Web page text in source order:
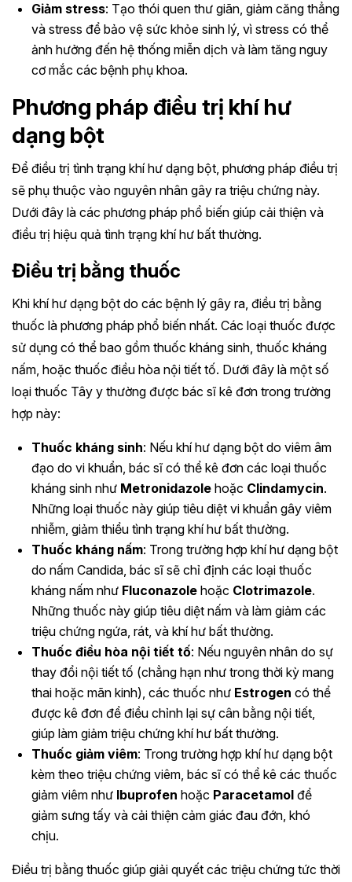
Giảm stress: Tạo thói quen thư giãn, giảm căng thẳng
và stress để bảo vệ sức khỏe sinh lý, vì stress có thể
ảnh hưởng đến hệ thống miễn dịch và làm tăng nguy
cơ mắc các bệnh phụ khoa.
Phương pháp điều trị khí hư
dạng bột
Để điều trị tình trạng khí hư dạng bột, phương pháp điều trị
sẽ phụ thuộc vào nguyên nhân gây ra triệu chứng này.
Dưới đây là các phương pháp phổ biến giúp cải thiện và
điều trị hiệu quả tình trạng khí hư bất thường.
Điều trị bằng thuốc
Khi khí hư dạng bột do các bệnh lý gây ra, điều trị bằng
thuốc là phương pháp phổ biến nhất. Các loại thuốc được
sử dụng có thể bao gồm thuốc kháng sinh, thuốc kháng
nấm, hoặc thuốc điều hòa nội tiết tố. Dưới đây là một số
loại thuốc Tây y thường được bác sĩ kê đơn trong trường
hợp này:
Thuốc kháng sinh: Nếu khí hư dạng bột do viêm âm
đạo do vi khuẩn, bác sĩ có thể kê đơn các loại thuốc
kháng sinh như Metronidazole hoặc Clindamycin.
Những loại thuốc này giúp tiêu diệt vi khuẩn gây viêm
nhiễm, giảm thiểu tình trạng khí hư bất thường.
Thuốc kháng nấm: Trong trường hợp khí hư dạng bột
do nấm Candida, bác sĩ sẽ chỉ định các loại thuốc
kháng nấm như Fluconazole hoặc Clotrimazole.
Những thuốc này giúp tiêu diệt nấm và làm giảm các
triệu chứng ngứa, rát, và khí hư bất thường.
Thuốc điều hòa nội tiết tố: Nếu nguyên nhân do sự
thay đổi nội tiết tố (chẳng hạn như trong thời kỳ mang
thai hoặc mãn kinh), các thuốc như Estrogen có thể
được kê đơn để điều chỉnh lại sự cân bằng nội tiết,
giúp làm giảm triệu chứng khí hư bất thường.
Thuốc giảm viêm: Trong trường hợp khí hư dạng bột
kèm theo triệu chứng viêm, bác sĩ có thể kê các thuốc
giảm viêm như Ibuprofen hoặc Paracetamol để
giảm sưng tấy và cải thiện cảm giác đau đớn, khó
chịu.
Điều trị bằng thuốc giúp giải quyết các triệu chứng tức thời